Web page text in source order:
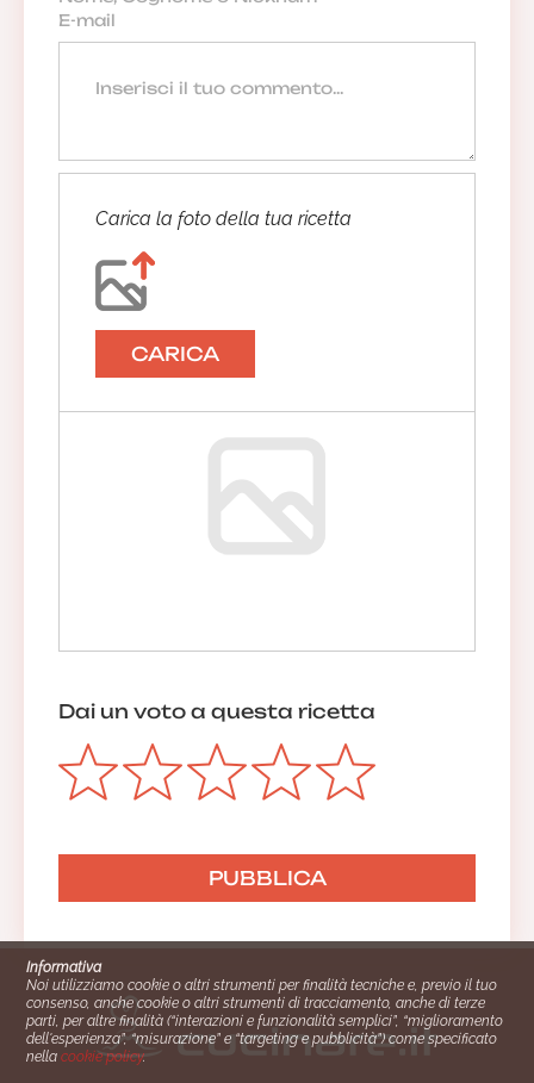
Carica la foto della tua ricetta
CARICA
Dai un voto a questa ricetta
Informativa
Noi utilizziamo cookie o altri strumenti per finalità tecniche e, previo il tuo
consenso, anche cookie o altri strumenti di tracciamento, anche di terze
parti, per altre finalità (“interazioni e funzionalità semplici”, “miglioramento
dell'esperienza”, “misurazione” e “targeting e pubblicità”) come specificato
nellacookie policy.